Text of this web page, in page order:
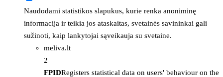
Naudodami statistikos slapukus, kurie renka anoniminę
informacija ir teikia jos ataskaitas, svetainės savininkai gali
sužinoti, kaip lankytojai sąveikauja su svetaine.
meliva.lt
2
FPIDRegisters statistical data on users' behaviour on the